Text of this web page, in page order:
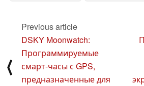
⟨
Previous article
DSKY Moonwatch:
Программируемые
смарт-часы с GPS,
предназначенные для